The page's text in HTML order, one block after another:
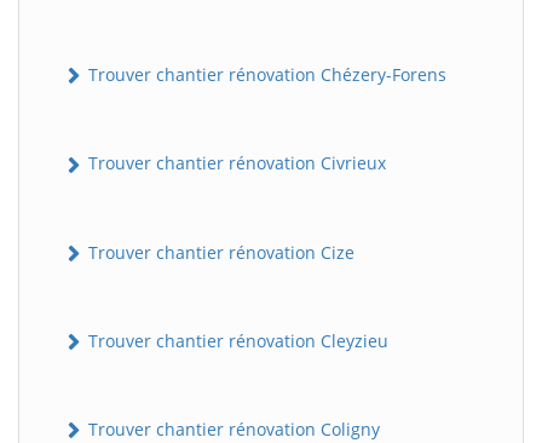
Trouver chantier rénovation Chézery-Forens
Trouver chantier rénovation Civrieux
Trouver chantier rénovation Cize
Trouver chantier rénovation Cleyzieu
Trouver chantier rénovation Coligny